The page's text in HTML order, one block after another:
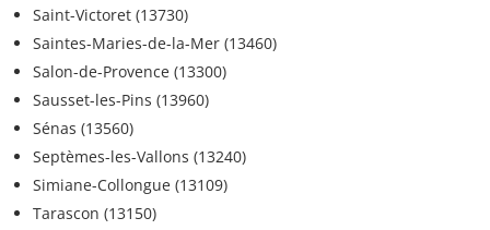
Saint-Victoret (13730)
Saintes-Maries-de-la-Mer (13460)
Salon-de-Provence (13300)
Sausset-les-Pins (13960)
Sénas (13560)
Septèmes-les-Vallons (13240)
Simiane-Collongue (13109)
Tarascon (13150)